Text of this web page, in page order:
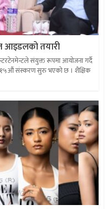
आइडलको तयारी
संयुक्त रूपमा आयोजना गर्दै
१५औं संस्करण सुरु भएको छ । शैक्षिक